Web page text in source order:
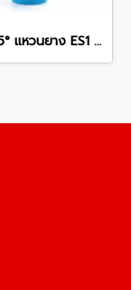
ข้อโค้ง 11.25° แหวนยาง ES1 SCG ขนาด 350 มม. (14 นิ้ว ) ชั้น 13.5